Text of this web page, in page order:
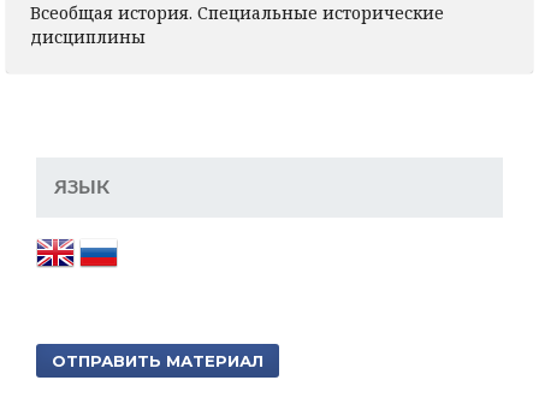
Всеобщая история. Специальные исторические
дисциплины
ЯЗЫК
ОТПРАВИТЬ МАТЕРИАЛ